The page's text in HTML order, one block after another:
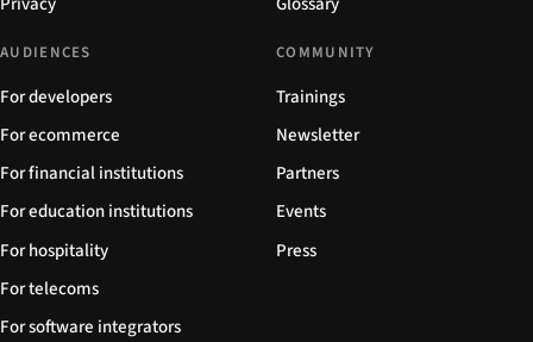
AUDIENCES
For developers
For ecommerce
For financial institutions
For education institutions
For hospitality
For telecoms
For software integrators
COMMUNITY
Trainings
Newsletter
Partners
Events
Press